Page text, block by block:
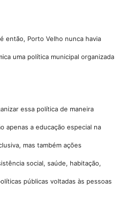
então, Porto Velho nunca havia
uma política municipal organizada
essa política de maneira
apenas a educação especial na
mas também ações
social, saúde, habitação,
públicas voltadas às pessoas